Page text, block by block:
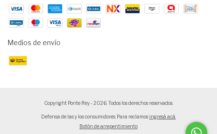
Medios de envío
Copyright Ponte Rey - 2026. Todos los derechos reservados.
Defensa de las y los consumidores. Para reclamos ingresá acá.
Botón de arrepentimiento